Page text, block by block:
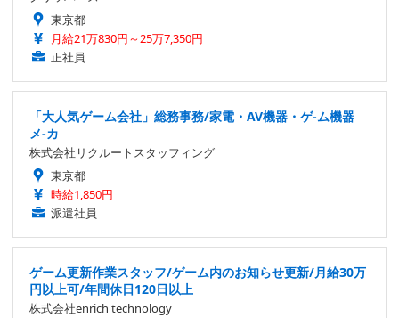
東京都
月給21万830円～25万7,350円
正社員
「大人気ゲーム会社」総務事務/家電・AV機器・ゲ-ム機器
メ-カ
株式会社リクルートスタッフィング
東京都
時給1,850円
派遣社員
ゲーム更新作業スタッフ/ゲーム内のお知らせ更新/月給30万
円以上可/年間休日120日以上
株式会社enrich technology